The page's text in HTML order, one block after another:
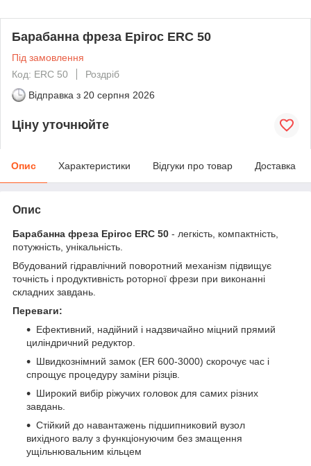
Барабанна фреза Epiroc ERC 50
Під замовлення
Код: ERC 50
Роздріб
Відправка з 20 серпня 2026
Ціну уточнюйте
Опис Характеристики Відгуки про товар Доставка
Опис
Барабанна фреза Epiroc ERC 50 - легкість, компактність,
потужність, унікальність.
Вбудований гідравлічний поворотний механізм підвищує
точність і продуктивність роторної фрези при виконанні
складних завдань.
Переваги:
Ефективний, надійний і надзвичайно міцний прямий
циліндричний редуктор.
Швидкознімний замок (ER 600-3000) скорочує час і
спрощує процедуру заміни різців.
Широкий вибір ріжучих головок для самих різних
завдань.
Стійкий до навантажень підшипниковий вузол
вихідного валу з функціонуючим без змащення
ущільнювальним кільцем